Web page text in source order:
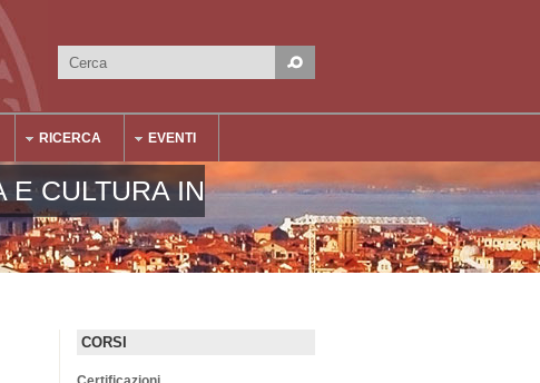
Form di ricerca
Cerca
RICERCA EVENTI
E CULTURA IN
CORSI